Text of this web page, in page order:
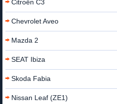
Citroën C3
Chevrolet Aveo
Mazda 2
SEAT Ibiza
Skoda Fabia
Nissan Leaf (ZE1)